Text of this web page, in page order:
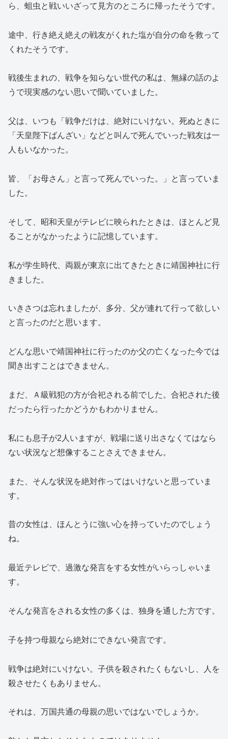
ら、蛆虫と戦いいざって見方のところに帰ったそうです。
途中、行き絶え絶えの戦友がくれた塩が自分の命を救って
くれたそうです。
戦後生まれの、戦争を知らない世代の私は、無縁の話のよ
うで現実感のない思いで聞いていました。
父は、いつも「戦争だけは、絶対にいけない。死ぬときに
「天皇陛下ばんざい」などと叫んで死んでいった戦友は一
人もいなかった。
皆、「お母さん」と言って死んでいった。」と言っていま
した。
そして、昭和天皇がテレビに映られたときは、ほとんど見
ることがなかったように記憶しています。
私が学生時代、両親が東京に出てきたときに靖国神社に行
きました。
いきさつは忘れましたが、多分、父が連れて行って欲しい
と言ったのだと思います。
どんな思いで靖国神社に行ったのか父の亡くなった今では
聞き出すことはできません。
まだ、Ａ級戦犯の方が合祀される前でした。合祀された後
だったら行ったかどうかもわかりません。
私にも息子が2人いますが、戦場に送り出さなくてはなら
ない状況など想像することさえできません。
また、そんな状況を絶対作ってはいけないと思っていま
す。
昔の女性は、ほんとうに強い心を持っていたのでしょう
ね。
最近テレビで、過激な発言をする女性がいらっしゃいま
す。
そんな発言をされる女性の多くは、独身を通した方です。
子を持つ母親なら絶対にできない発言です。
戦争は絶対にいけない。子供を殺されたくもないし、人を
殺させたくもありません。
それは、万国共通の母親の思いではないでしょうか。